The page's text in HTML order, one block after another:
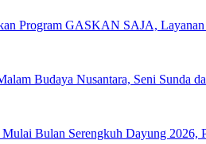
Program GASKAN SAJA,
Budaya Nusantara, Seni Sunda
Mulai Bulan Serengkuh Dayung 2026,